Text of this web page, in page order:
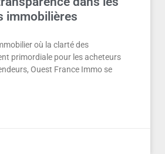
immobilières
où la clarté des
primordiale pour les acheteurs
Ouest France Immo se